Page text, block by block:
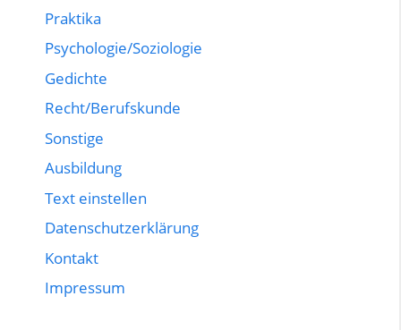
Praktika
Psychologie/Soziologie
Gedichte
Recht/Berufskunde
Sonstige
Ausbildung
Text einstellen
Datenschutzerklärung
Kontakt
Impressum